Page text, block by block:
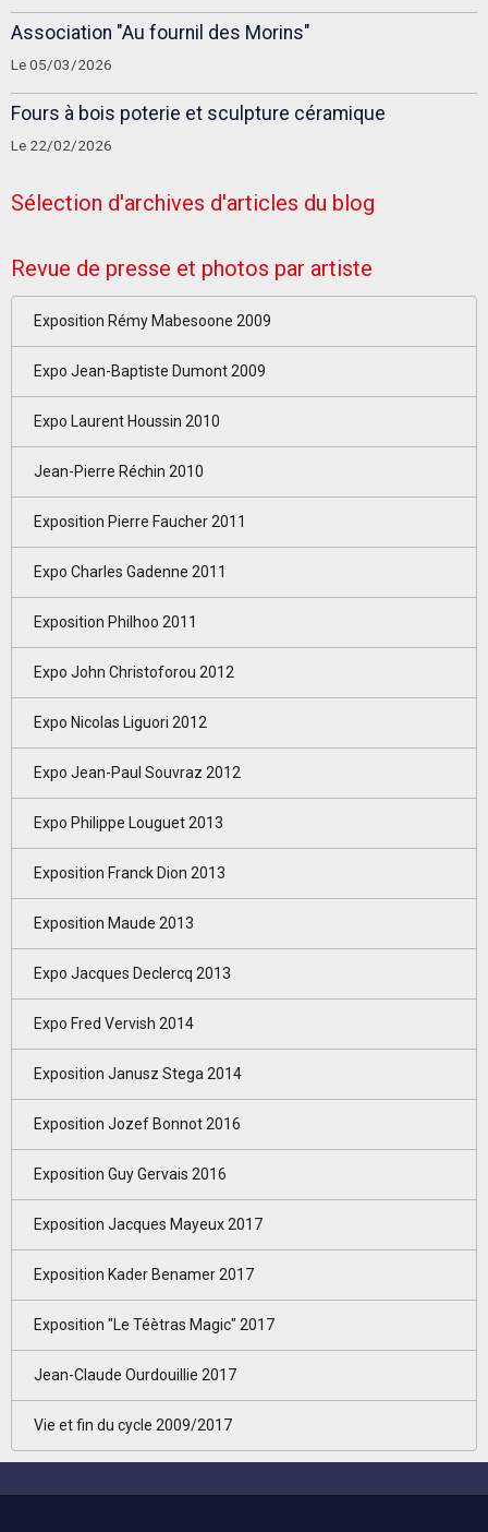
Association "Au fournil des Morins"
Le 05/03/2026
Fours à bois poterie et sculpture céramique
Le 22/02/2026
Sélection d'archives d'articles du blog
Revue de presse et photos par artiste
Exposition Rémy Mabesoone 2009
Expo Jean-Baptiste Dumont 2009
Expo Laurent Houssin 2010
Jean-Pierre Réchin 2010
Exposition Pierre Faucher 2011
Expo Charles Gadenne 2011
Exposition Philhoo 2011
Expo John Christoforou 2012
Expo Nicolas Liguori 2012
Expo Jean-Paul Souvraz 2012
Expo Philippe Louguet 2013
Exposition Franck Dion 2013
Exposition Maude 2013
Expo Jacques Declercq 2013
Expo Fred Vervish 2014
Exposition Janusz Stega 2014
Exposition Jozef Bonnot 2016
Exposition Guy Gervais 2016
Exposition Jacques Mayeux 2017
Exposition Kader Benamer 2017
Exposition "Le Téètras Magic" 2017
Jean-Claude Ourdouillie 2017
Vie et fin du cycle 2009/2017